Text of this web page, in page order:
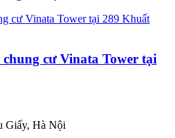
cư Vinata Tower tại
Giấy, Hà Nội